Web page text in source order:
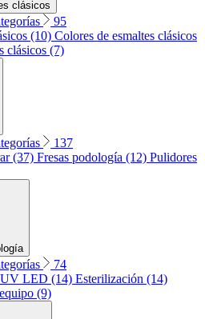
clásicos
95
(10) Colores de esmaltes clásicos
clásicos (7)
137
(37) Fresas podología (12) Pulidores
74
UV LED (14) Esterilización (14)
(9)